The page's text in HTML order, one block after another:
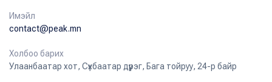
Имэйл
contact@peak.mn
Холбоо барих
Улаанбаатар хот, Сүхбаатар дүүрэг, Бага тойруу, 24-р байр